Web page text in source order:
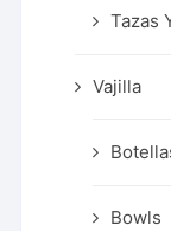
Tazas
Vajilla
Bowls